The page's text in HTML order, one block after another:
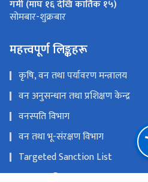
गर्मी (माघ १६ देखि कार्तिक १५)
सोमबार-शुक्रबार
महत्त्वपूर्ण लिङ्कहरू
कृषि, वन तथा पर्यावरण मन्त्रालय
वन अनुसन्धान तथा प्रशिक्षण केन्द्र
वनस्पति विभाग
वन तथा भू-संरक्षण विभाग
Targeted Sanction List
वातावरण विभाग